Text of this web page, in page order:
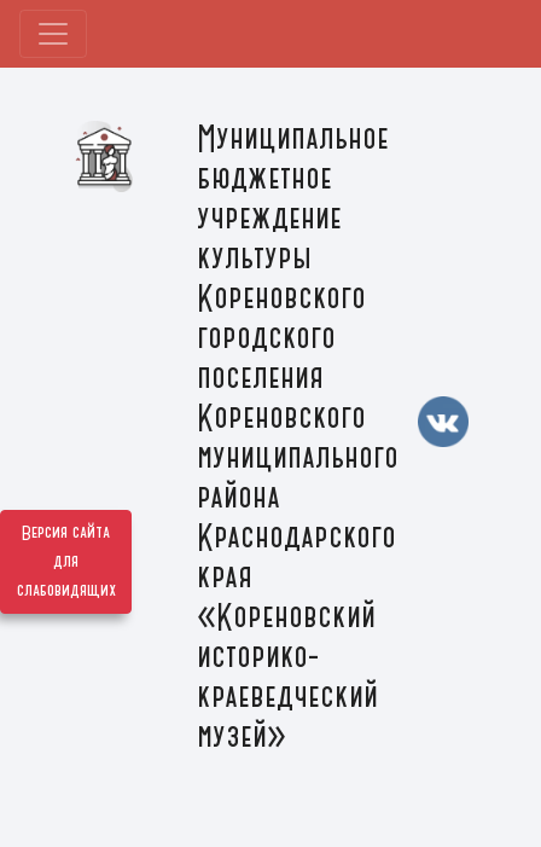
Версия сайта
для
слабовидящих
Муниципальное
бюджетное
учреждение
культуры
Кореновского
городского
поселения
Кореновского
муниципального
района
Краснодарского
края
«Кореновский
историко-
краеведческий
музей»